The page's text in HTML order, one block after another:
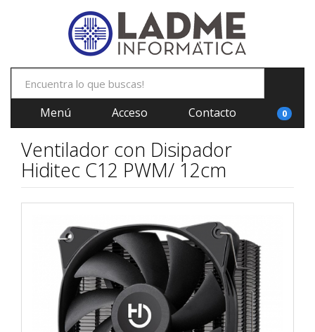
Menú Acceso Contacto 0
Ventilador con Disipador
Hiditec C12 PWM/ 12cm